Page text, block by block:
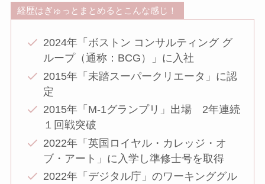
経歴はぎゅっとまとめるとこんな感じ！
2024年「ボストン コンサルティング グ
ループ（通称：BCG）」に入社
2015年「未踏スーパークリエータ」に認
定
2015年「M-1グランプリ」出場 2年連続
１回戦突破
2022年「英国ロイヤル・カレッジ・オ
ブ・アート」に入学し準修士号を取得
2022年「デジタル庁」のワーキンググル